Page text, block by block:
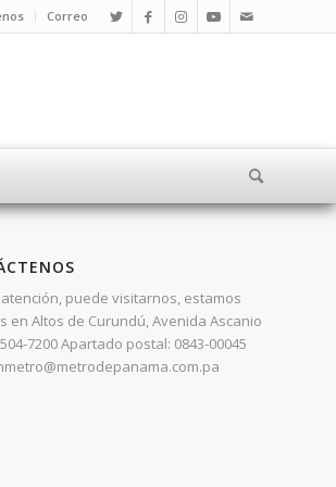
Correo
puede visitarnos, estamos
en Altos de Curundú, Avenida Ascanio
7200 Apartado postal: 0843-00045